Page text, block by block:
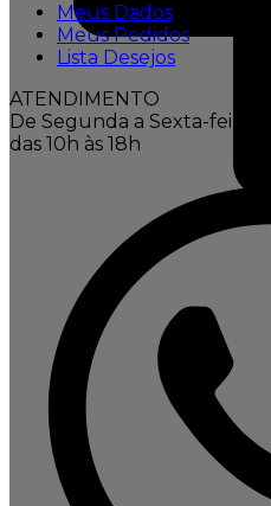
Meus Dados
Meus Pedidos
Lista Desejos
ATENDIMENTO
De Segunda a Sexta-feira,
das 10h às 18h